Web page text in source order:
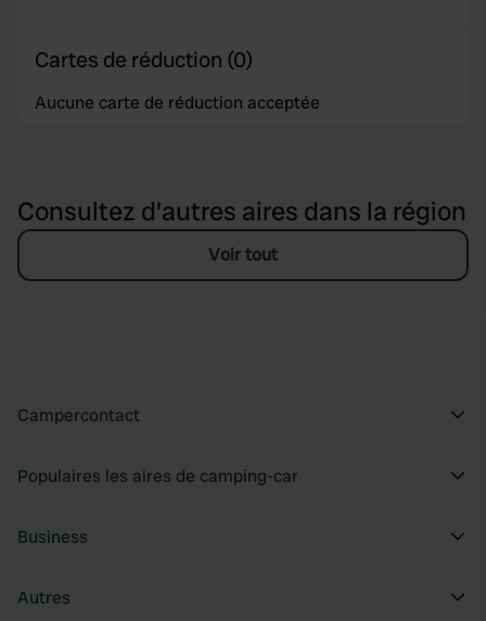
Cartes de réduction (0)
Aucune carte de réduction acceptée
Consultez d'autres aires dans la région
Voir tout
Campercontact
Populaires les aires de camping-car
Business
Autres